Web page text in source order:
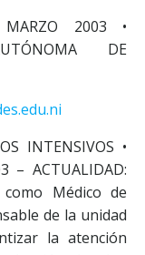
MARZO 2003 •
DE
INTENSIVOS •
– ACTUALIDAD:
Médico de
de la unidad
la atención